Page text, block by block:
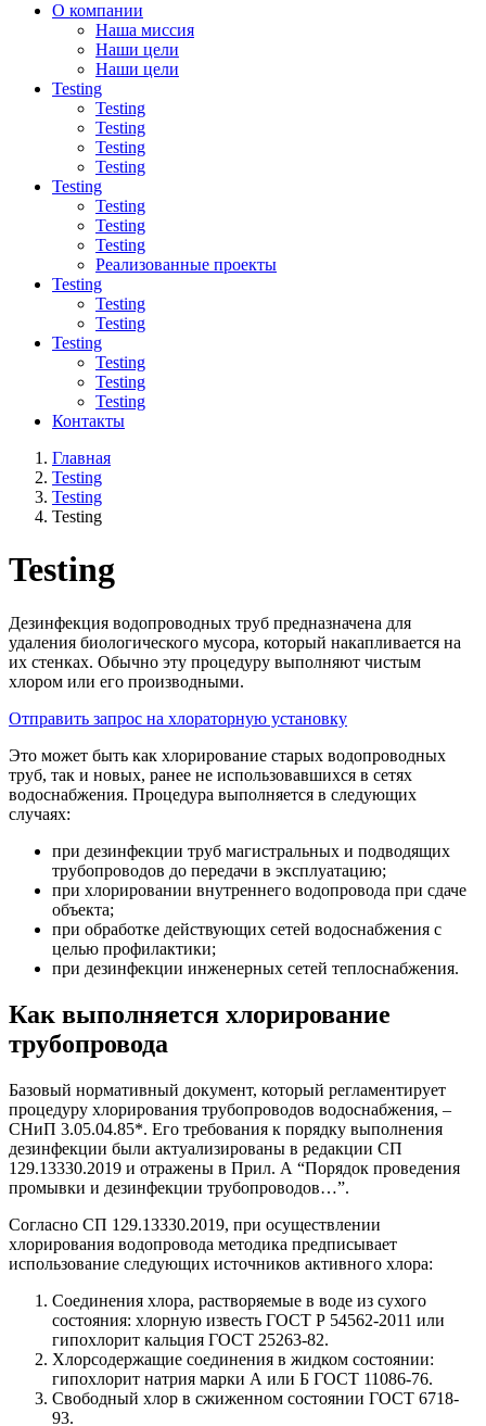
О компании
Наша миссия
Наши цели
Наши цели
Testing
Testing
Testing
Testing
Testing
Testing
Testing
Testing
Testing
Реализованные проекты
Testing
Testing
Testing
Testing
Testing
Testing
Testing
Контакты
Главная
Testing
Testing
Testing
Testing
Дезинфекция водопроводных труб предназначена для
удаления биологического мусора, который накапливается на
их стенках. Обычно эту процедуру выполняют чистым
хлором или его производными.
Отправить запрос на хлораторную установку
Это может быть как хлорирование старых водопроводных
труб, так и новых, ранее не использовавшихся в сетях
водоснабжения. Процедура выполняется в следующих
случаях:
при дезинфекции труб магистральных и подводящих
трубопроводов до передачи в эксплуатацию;
при хлорировании внутреннего водопровода при сдаче
объекта;
при обработке действующих сетей водоснабжения с
целью профилактики;
при дезинфекции инженерных сетей теплоснабжения.
Как выполняется хлорирование
трубопровода
Базовый нормативный документ, который регламентирует
процедуру хлорирования трубопроводов водоснабжения, –
СНиП 3.05.04.85*. Его требования к порядку выполнения
дезинфекции были актуализированы в редакции СП
129.13330.2019 и отражены в Прил. А “Порядок проведения
промывки и дезинфекции трубопроводов…”.
Согласно СП 129.13330.2019, при осуществлении
хлорирования водопровода методика предписывает
использование следующих источников активного хлора:
Соединения хлора, растворяемые в воде из сухого
состояния: хлорную известь ГОСТ Р 54562-2011 или
гипохлорит кальция ГОСТ 25263-82.
Хлорсодержащие соединения в жидком состоянии:
гипохлорит натрия марки А или Б ГОСТ 11086-76.
Свободный хлор в сжиженном состоянии ГОСТ 6718-
93.